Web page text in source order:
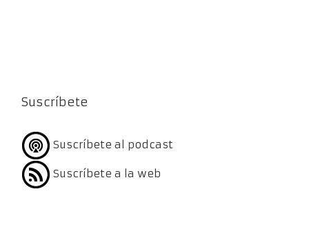
Suscríbete
Suscríbete al podcast
Suscríbete a la web